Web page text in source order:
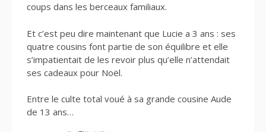
coups dans les berceaux familiaux.
Et c’est peu dire maintenant que Lucie a 3 ans : ses
quatre cousins font partie de son équilibre et elle
s’impatientait de les revoir plus qu’elle n’attendait
ses cadeaux pour Noël.
Entre le culte total voué à sa grande cousine Aude
de 13 ans…